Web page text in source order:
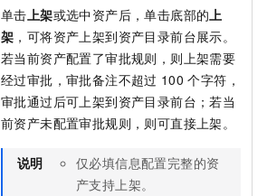
单击上架或选中资产后，单击底部的上
架 ，可将资产上架到资产目录前台展示。
若当前资产配置了审批规则，则上架需要
经过审批，审批备注不超过 100 个字符，
审批通过后可上架到资产目录前台；若当
前资产未配置审批规则，则可直接上架。
说明
仅必填信息配置完整的资
产支持上架。